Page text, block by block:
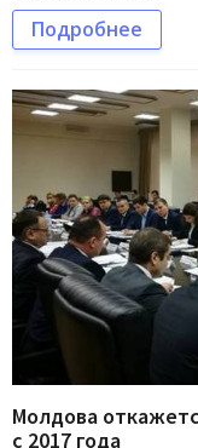
Подробнее
Молдова
с 2017 года